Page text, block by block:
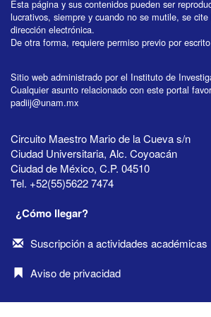
Esta página y sus contenidos pueden ser
lucrativos, siempre y cuando no se mutile, se
dirección electrónica.
De otra forma, requiere permiso previo por
Sitio web administrado por el Instituto de
Cualquier asunto relacionado con este portal
padiij@unam.mx
Circuito Maestro Mario de la Cueva s/n
Ciudad Universitaria, Alc. Coyoacán
Ciudad de México, C.P. 04510
Tel. +52(55)5622 7474
¿Cómo llegar?
Suscripción a actividades académicas
Aviso de privacidad